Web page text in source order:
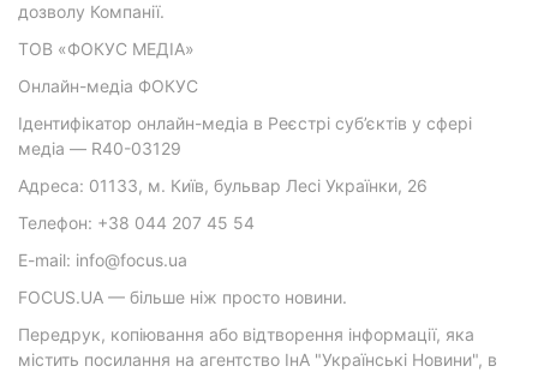
дозволу Компанії.
ТОВ «ФОКУС МЕДІА»
Онлайн-медіа ФОКУС
Ідентифікатор онлайн-медіа в Реєстрі суб’єктів у сфері
медіа — R40-03129
Адреса: 01133, м. Київ, бульвар Лесі Українки, 26
Телефон: +38 044 207 45 54
E-mail: info@focus.ua
FOCUS.UA — більше ніж просто новини.
Передрук, копіювання або відтворення інформації, яка
містить посилання на агентство ІнА "Українські Новини", в